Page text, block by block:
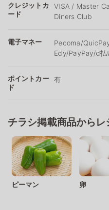
クレジットカ
ード
VISA / Master
Diners Club
電子マネー
Pecoma/
Edy/PayPay/d払
ポイントカー
ド
有
チラシ掲載商品からレ
ピーマン 卵